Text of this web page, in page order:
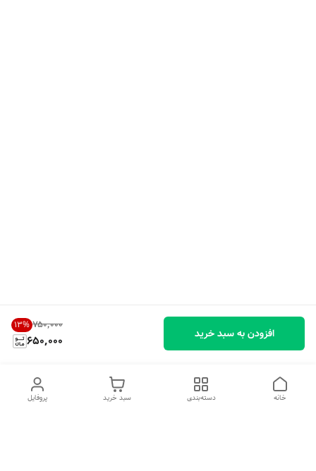
۷۵۰٬۰۰۰ 13%
650,000 افزودن به سبد خرید
پروفایل سبد خرید دسته‌بندی خانه